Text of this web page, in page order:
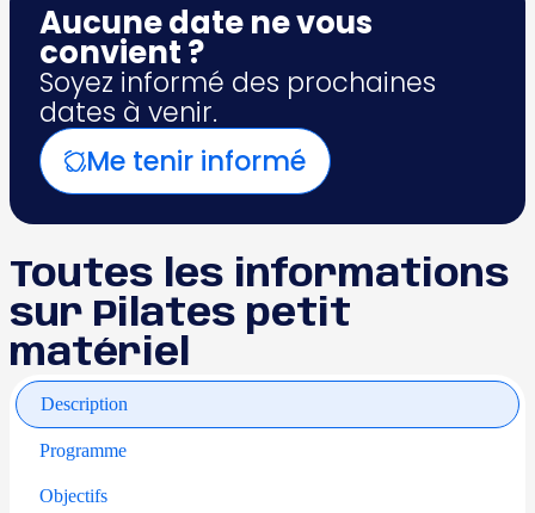
Aucune date ne vous
convient ?
Soyez informé des prochaines
dates à venir.
Me tenir informé
Toutes les informations
sur Pilates petit
matériel
Description
Programme
Objectifs